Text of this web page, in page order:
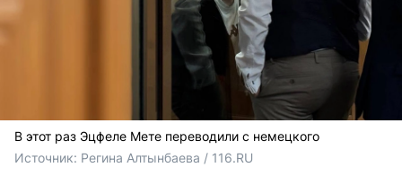
В этот раз Эцфеле Мете переводили с немецкого
Источник: Регина Алтынбаева / 116.RU